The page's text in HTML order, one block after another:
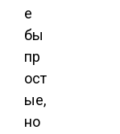
е
бы
пр
ост
ые,
но